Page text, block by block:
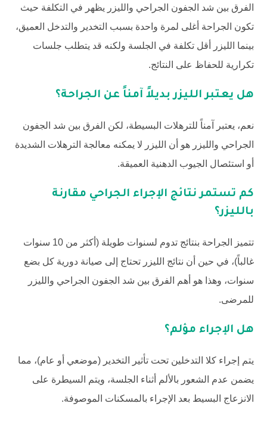
الفرق بين شد الجفون الجراحي والليزر يظهر في التكلفة حيث
تكون الجراحة أغلى لمرة واحدة بسبب التخدير والتدخل العميق،
بينما الليزر أقل تكلفة في الجلسة ولكنه قد يتطلب جلسات
تكرارية للحفاظ على النتائج.
هل يعتبر الليزر بديلاً آمناً عن الجراحة؟
نعم، يعتبر آمناً للترهلات البسيطة، لكن الفرق بين شد الجفون
الجراحي والليزر هو أن الليزر لا يمكنه معالجة الترهلات الشديدة
أو استئصال الجيوب الدهنية العميقة.
كم تستمر نتائج الإجراء الجراحي مقارنة
بالليزر؟
تتميز الجراحة بنتائج تدوم لسنوات طويلة (أكثر من 10 سنوات
غالباً)، في حين أن نتائج الليزر تحتاج إلى صيانة دورية كل بضع
سنوات، وهذا هو أهم الفرق بين شد الجفون الجراحي والليزر
للمرضى.
هل الإجراء مؤلم؟
يتم إجراء كلا التدخلين تحت تأثير التخدير (موضعي أو عام)، مما
يضمن عدم الشعور بالألم أثناء الجلسة، ويتم السيطرة على
الانزعاج البسيط بعد الإجراء بالمسكنات الموصوفة.